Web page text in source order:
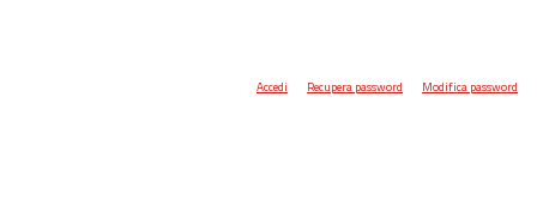
Accedi Recupera password Modifica password